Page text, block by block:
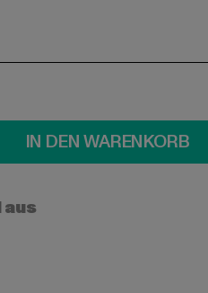
IN DEN WARENKORB